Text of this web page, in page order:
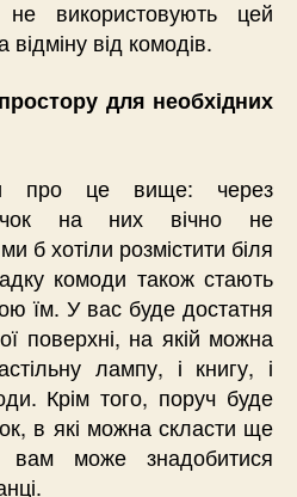
використовують цей
від комодів.
для необхідних
про це вище: через
на них вічно не
б хотіли розмістити біля
комоди також стають
їм. У вас буде достатня
поверхні, на якій можна
лампу, і книгу, і
Крім того, поруч буде
в які можна скласти ще
може знадобитися